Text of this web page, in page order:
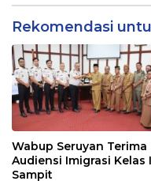
2024
Rekomendasi
Wabup Seruyan Terima
Audiensi Imigrasi Kelas
Sampit